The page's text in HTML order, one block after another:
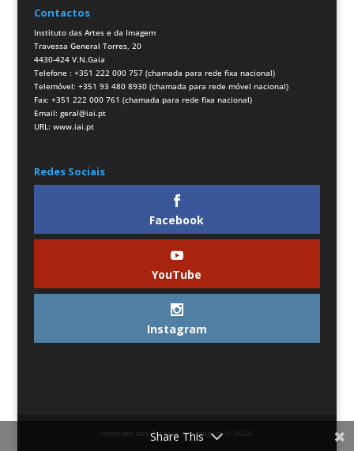
Contactos
Instituto das Artes e da Imagem
Travessa General Torres, 20
4430-424 V.N.Gaia
Telefone : +351 222 000 757 (chamada para rede fixa nacional)
Telemóvel: +351 93 480 8930 (chamada para rede móvel nacional)
Fax: +351 222 000 761 (chamada para rede fixa nacional)
Email: geral@iai.pt
URL: www.iai.pt
Redes Sociais
Facebook
YouTube
Instagram
Instituto das Artes e da Imagem © 2026
Share This